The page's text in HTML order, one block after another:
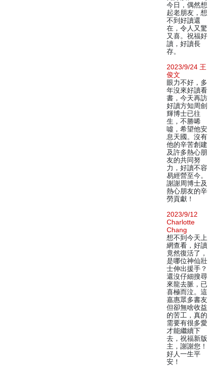
今日，偶然想
起老朋友，想
不到好讀還
在，令人又驚
又喜。祝福好
讀，好讀長
存。
2023/9/24 王
俊文
眼力不好，多
年沒來好讀看
書，今天再訪
好讀方知周劍
輝博士已往
生，不勝唏
噓，希望他安
息天國。沒有
他的辛苦創建
及許多熱心朋
友的共同努
力，好讀不容
易經營至今。
謝謝周博士及
熱心朋友的辛
勞貢獻！
2023/9/12
Charlotte
Chang
想不到今天上
網查看，好讀
竟然復活了，
是哪位神仙壯
士伸出援手？
還沒仔細搜尋
來龍去脈，已
喜極而泣。這
嘉惠眾多書友
但卻無啥收益
的苦工，真的
需要有很多愛
才能繼續下
去，祝福新版
主，謝謝您！
好人一生平
安！